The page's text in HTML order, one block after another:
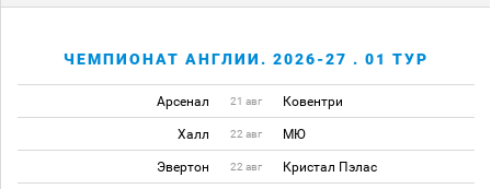
ЧЕМПИОНАТ АНГЛИИ. 2026-27 . 01 ТУР
Арсенал 21 авг Ковентри
Халл 22 авг МЮ
Эвертон 22 авг Кристал Пэлас